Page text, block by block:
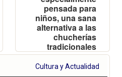
pensada para
niños, una sana
alternativa a las
chucherías
tradicionales
perfecta para
llevar al paseo y
Cultura y Actualidad